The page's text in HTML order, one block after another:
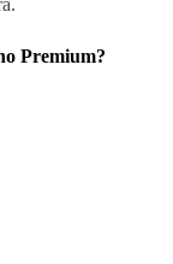
Premium?